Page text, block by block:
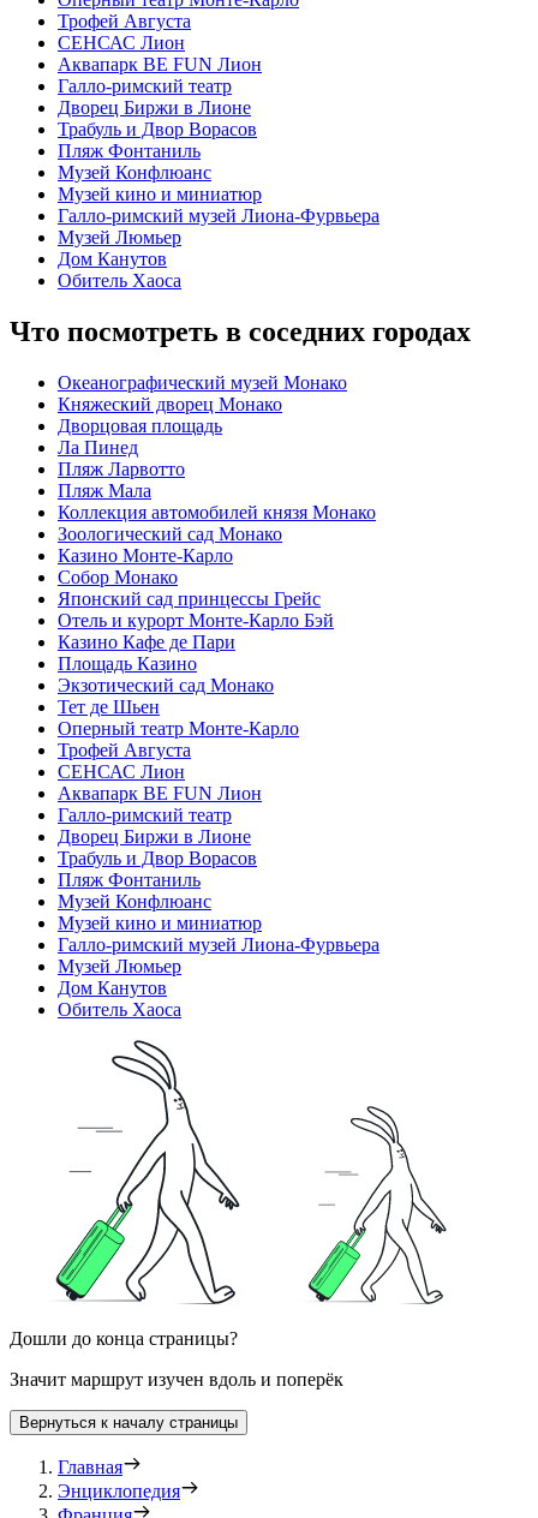
Трофей Августа
СЕНСАС Лион
Аквапарк BE FUN Лион
Галло-римский театр
Дворец Биржи в Лионе
Трабуль и Двор Ворасов
Пляж Фонтаниль
Музей Конфлюанс
Музей кино и миниатюр
Галло-римский музей Лиона-Фурвьера
Музей Люмьер
Дом Канутов
Обитель Хаоса
Что посмотреть в соседних городах
Океанографический музей Монако
Княжеский дворец Монако
Дворцовая площадь
Ла Пинед
Пляж Ларвотто
Пляж Мала
Коллекция автомобилей князя Монако
Зоологический сад Монако
Казино Монте-Карло
Собор Монако
Японский сад принцессы Грейс
Отель и курорт Монте-Карло Бэй
Казино Кафе де Пари
Площадь Казино
Экзотический сад Монако
Тет де Шьен
Оперный театр Монте-Карло
Трофей Августа
СЕНСАС Лион
Аквапарк BE FUN Лион
Галло-римский театр
Дворец Биржи в Лионе
Трабуль и Двор Ворасов
Пляж Фонтаниль
Музей Конфлюанс
Музей кино и миниатюр
Галло-римский музей Лиона-Фурвьера
Музей Люмьер
Дом Канутов
Обитель Хаоса
Дошли до конца страницы?
Значит маршрут изучен вдоль и поперёк
Вернуться к началу страницы
Главная
Энциклопедия